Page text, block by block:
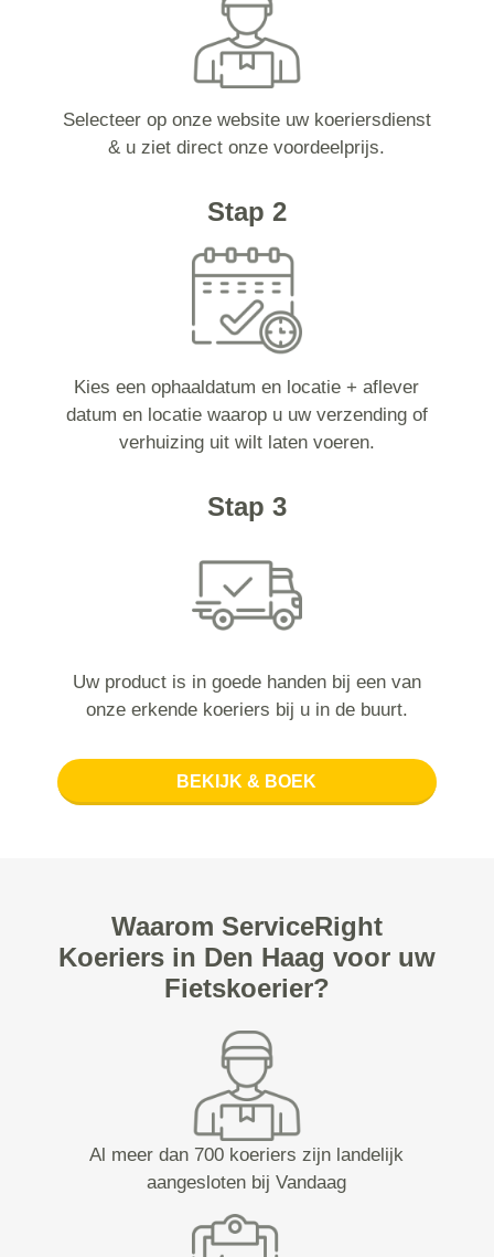
Selecteer op onze website uw koeriersdienst
& u ziet direct onze voordeelprijs.
Stap 2
Kies een ophaaldatum en locatie + aflever
datum en locatie waarop u uw verzending of
verhuizing uit wilt laten voeren.
Stap 3
Uw product is in goede handen bij een van
onze erkende koeriers bij u in de buurt.
BEKIJK & BOEK
Waarom ServiceRight
Koeriers in Den Haag voor uw
Fietskoerier?
Al meer dan 700 koeriers zijn landelijk
aangesloten bij Vandaag